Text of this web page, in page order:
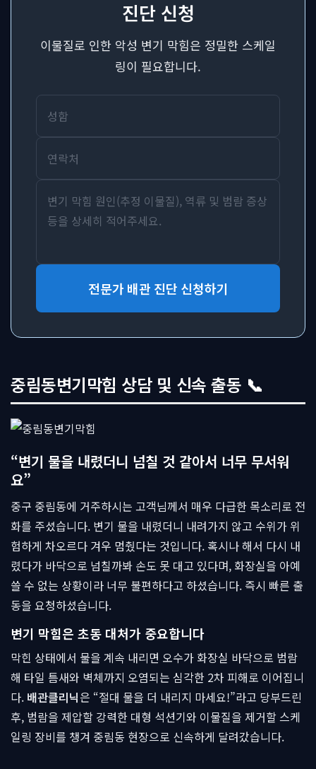
진단 신청
이물질로 인한 악성 변기 막힘은 정밀한 스케일
링이 필요합니다.
전문가 배관 진단 신청하기
중림동변기막힘 상담 및 신속 출동 📞
“변기 물을 내렸더니 넘칠 것 같아서 너무 무서워
요”
중구 중림동에 거주하시는 고객님께서 매우 다급한 목소리로 전
화를 주셨습니다. 변기 물을 내렸더니 내려가지 않고 수위가 위
험하게 차오르다 겨우 멈췄다는 것입니다. 혹시나 해서 다시 내
렸다가 바닥으로 넘칠까봐 손도 못 대고 있다며, 화장실을 아예
쓸 수 없는 상황이라 너무 불편하다고 하셨습니다. 즉시 빠른 출
동을 요청하셨습니다.
변기 막힘은 초동 대처가 중요합니다
막힌 상태에서 물을 계속 내리면 오수가 화장실 바닥으로 범람
해 타일 틈새와 벽체까지 오염되는 심각한 2차 피해로 이어집니
다. 배관클리닉은 “절대 물을 더 내리지 마세요!”라고 당부드린
후, 범람을 제압할 강력한 대형 석션기와 이물질을 제거할 스케
일링 장비를 챙겨 중림동 현장으로 신속하게 달려갔습니다.